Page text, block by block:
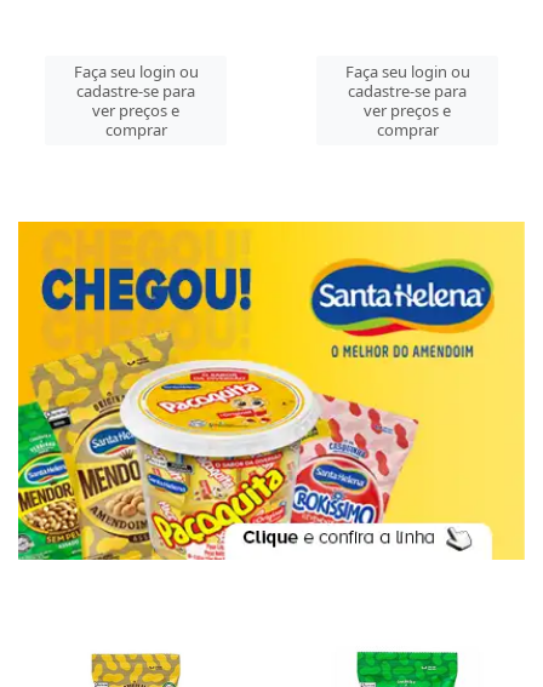
Faça seu login ou
cadastre-se para
ver preços e
comprar
Faça seu login ou
cadastre-se para
ver preços e
comprar